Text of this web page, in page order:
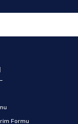
Formu